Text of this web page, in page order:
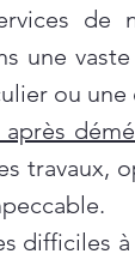
de
une
ou une
après
travaux,
difficiles